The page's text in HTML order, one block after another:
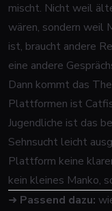
mischt. Nicht weil
wären, sondern weil
ist, braucht andere
eine andere
Dann kommt das
Plattformen ist
Jugendliche ist das
Sehnsucht leicht
Plattform keine
kein kleines Manko,
➜ Passend dazu: